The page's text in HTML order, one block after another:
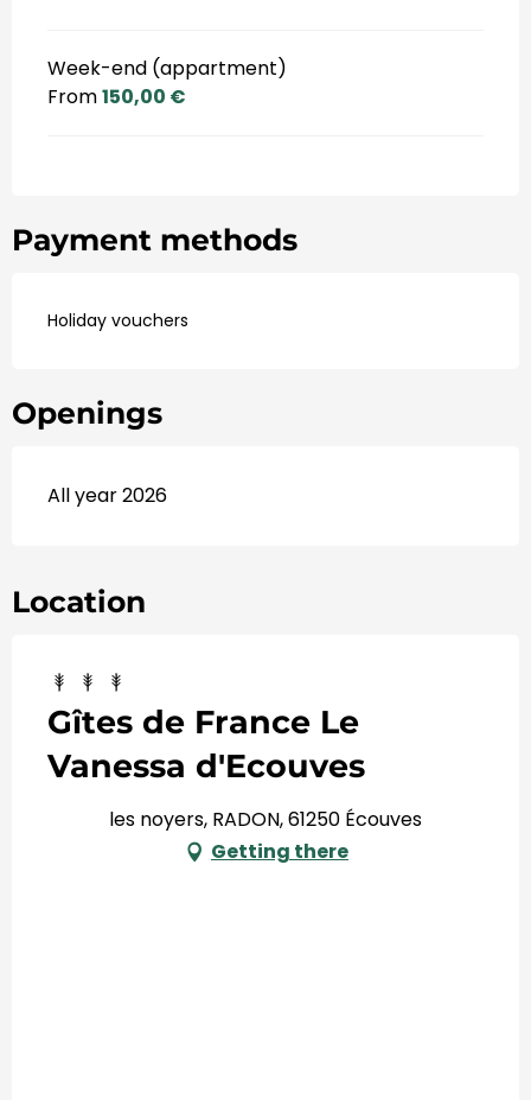
Week-end (appartment)
From150,00 €
Payment methods
Holiday vouchers
Openings
All year 2026
Location
Gîtes de France Le
Vanessa d'Ecouves
les noyers, RADON, 61250 Écouves
Getting there